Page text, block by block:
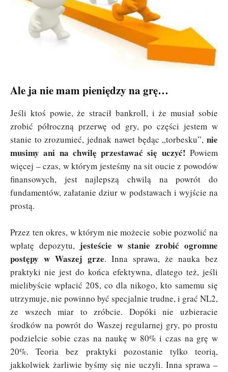
Ale ja nie mam pieniędzy na grę…
Jeśli ktoś powie, że stracił bankroll, i że musiał sobie
zrobić półroczną przerwę od gry, po części jestem w
stanie to zrozumieć, jednak nawet będąc „torbesku”, nie
musimy ani na chwilę przestawać się uczyć! Powiem
więcej – czas, w którym jesteśmy na sit oucie z powodów
finansowych, jest najlepszą chwilą na powrót do
fundamentów, załatanie dziur w podstawach i wyjście na
prostą.
Przez ten okres, w którym nie możecie sobie pozwolić na
wpłatę depozytu, jesteście w stanie zrobić ogromne
postępy w Waszej grze. Inna sprawa, że nauka bez
praktyki nie jest do końca efektywna, dlatego też, jeśli
mielibyście wpłacić 20$, co dla nikogo, kto samemu się
utrzymuje, nie powinno być specjalnie trudne, i grać NL2,
ze wszech miar to zróbcie. Dopóki nie uzbieracie
środków na powrót do Waszej regularnej gry, po prostu
podzielcie sobie czas na naukę w 80% i czas na grę w
20%. Teoria bez praktyki pozostanie tylko teorią,
jakkolwiek żarliwie byśmy się nie uczyli. Inna sprawa –